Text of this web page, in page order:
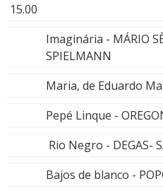
15.00
Imaginária - MÁRIO
SPIELMANN
Maria, de Eduardo
Pepé Linque -
Rio Negro - DEGAS-
Bajos de blanco -